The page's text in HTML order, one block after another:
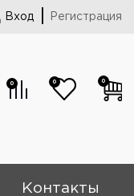
Вход Регистрация
0 0 0
Контакты